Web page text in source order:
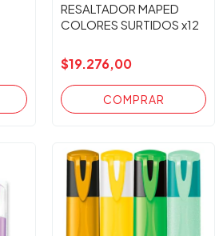
RESALTADOR MAPED
COLORES SURTIDOS x12
$19.276,00